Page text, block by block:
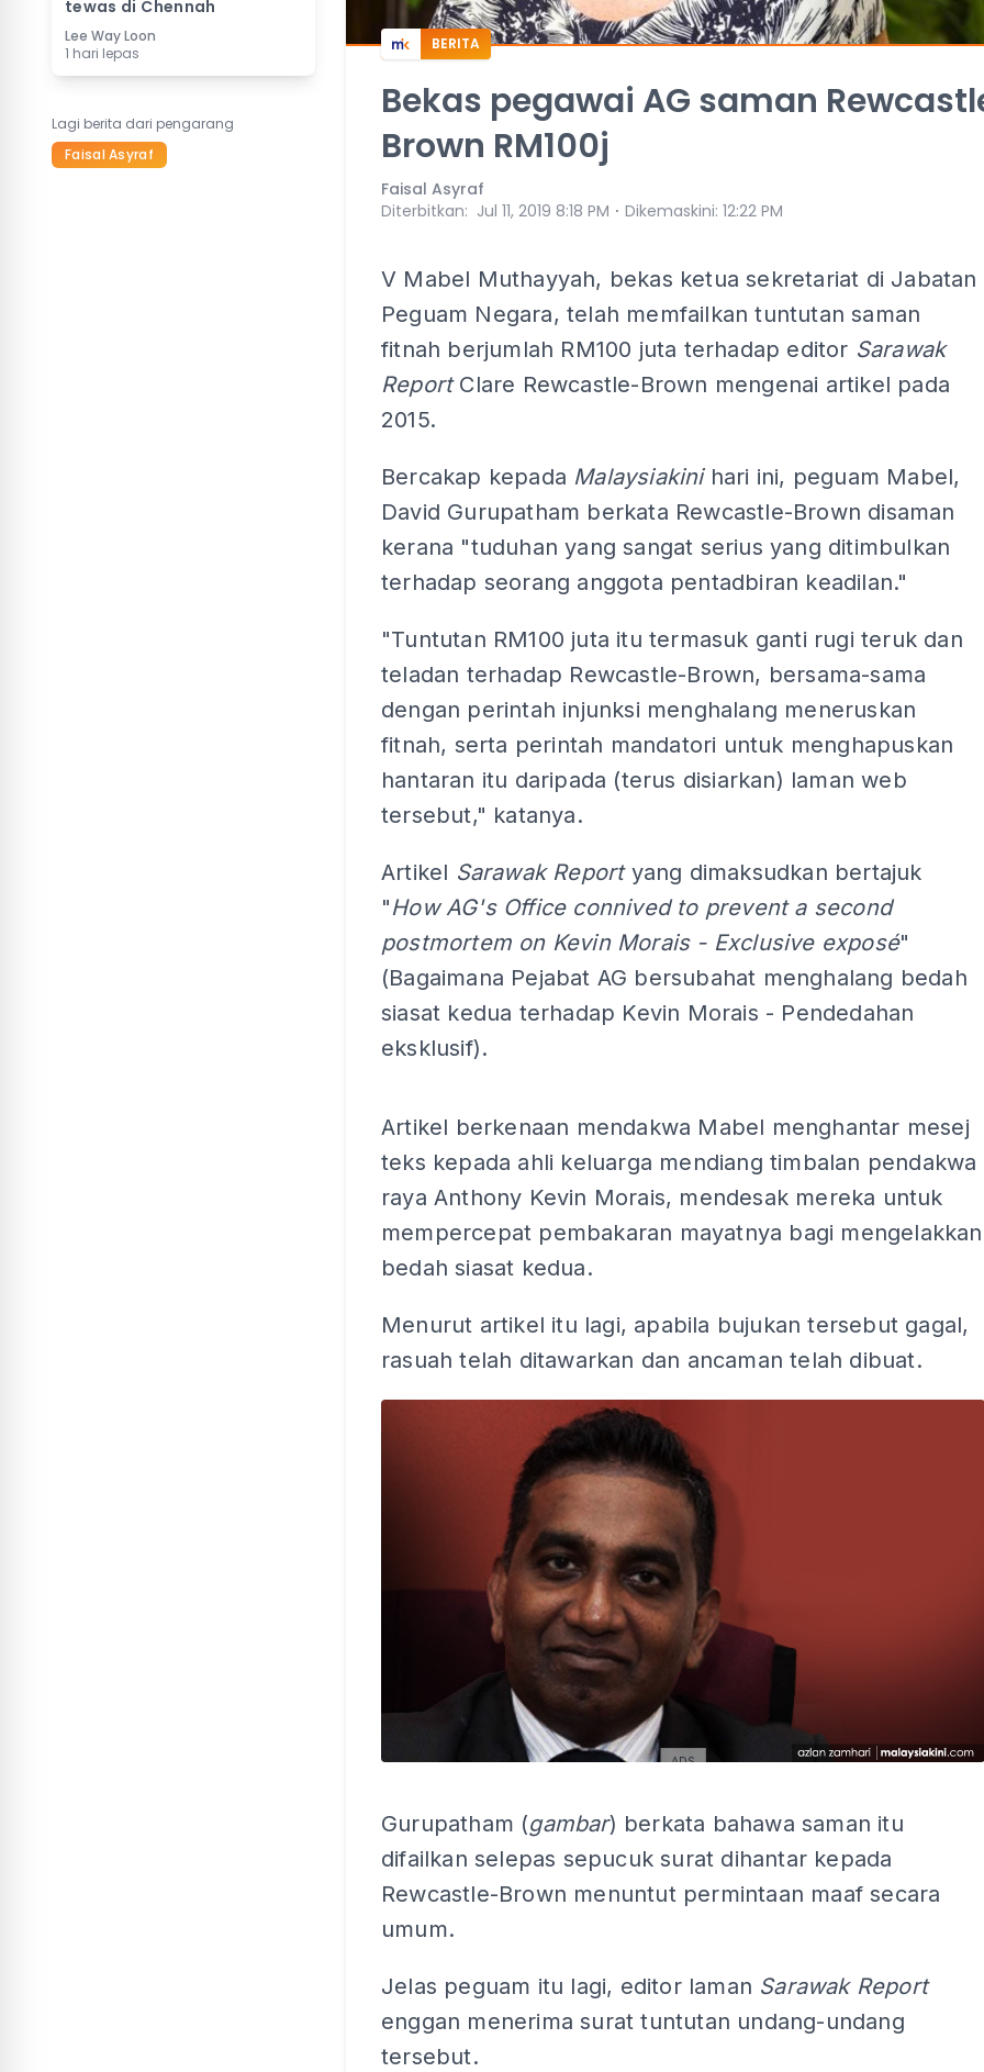
tewas di Chennah
Lee Way Loon
1 hari lepas
Lagi berita dari pengarang
Faisal Asyraf
BERITA
Bekas pegawai AG saman
Brown RM100j
Faisal Asyraf
Diterbitkan: Jul 11, 2019 8:18 PM ⋅ Dikemaskini: 12:22 PM
V Mabel Muthayyah, bekas ketua sekretariat di Jabatan
Peguam Negara, telah memfailkan tuntutan saman
fitnah berjumlah RM100 juta terhadap editor Sarawak
Report Clare Rewcastle-Brown mengenai artikel pada
2015.
Bercakap kepada Malaysiakini hari ini, peguam Mabel,
David Gurupatham berkata Rewcastle-Brown disaman
kerana "tuduhan yang sangat serius yang ditimbulkan
terhadap seorang anggota pentadbiran keadilan."
"Tuntutan RM100 juta itu termasuk ganti rugi teruk dan
teladan terhadap Rewcastle-Brown, bersama-sama
dengan perintah injunksi menghalang meneruskan
fitnah, serta perintah mandatori untuk menghapuskan
hantaran itu daripada (terus disiarkan) laman web
tersebut," katanya.
Artikel Sarawak Report yang dimaksudkan bertajuk
"How AG's Office connived to prevent a second
postmortem on Kevin Morais - Exclusive exposé"
(Bagaimana Pejabat AG bersubahat menghalang bedah
siasat kedua terhadap Kevin Morais - Pendedahan
eksklusif).
Artikel berkenaan mendakwa Mabel menghantar mesej
teks kepada ahli keluarga mendiang timbalan pendakwa
raya Anthony Kevin Morais, mendesak mereka untuk
mempercepat pembakaran mayatnya bagi mengelakkan
bedah siasat kedua.
Menurut artikel itu lagi, apabila bujukan tersebut gagal,
rasuah telah ditawarkan dan ancaman telah dibuat.
ADS
Gurupatham (gambar) berkata bahawa saman itu
difailkan selepas sepucuk surat dihantar kepada
Rewcastle-Brown menuntut permintaan maaf secara
umum.
Jelas peguam itu lagi, editor laman Sarawak Report
enggan menerima surat tuntutan undang-undang
tersebut.